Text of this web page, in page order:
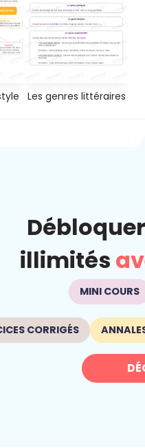
Les genres littéraires
illimités
MINI COURS
CORRIGÉS